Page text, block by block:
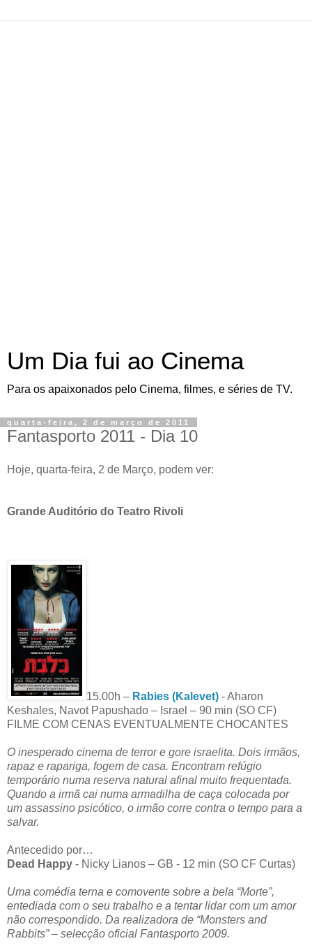
Um Dia fui ao Cinema
Para os apaixonados pelo Cinema, filmes, e séries de TV.
quarta-feira, 2 de março de 2011
Fantasporto 2011 - Dia 10
Hoje, quarta-feira, 2 de Março, podem ver:
Grande Auditório do Teatro Rivoli
15.00h – Rabies (Kalevet) - Aharon
Keshales, Navot Papushado – Israel – 90 min (SO CF)
FILME COM CENAS EVENTUALMENTE CHOCANTES
O inesperado cinema de terror e gore israelita. Dois irmãos,
rapaz e rapariga, fogem de casa. Encontram refúgio
temporário numa reserva natural afinal muito frequentada.
Quando a irmã cai numa armadilha de caça colocada por
um assassino psicótico, o irmão corre contra o tempo para a
salvar.
Antecedido por…
Dead Happy - Nicky Lianos – GB - 12 min (SO CF Curtas)
Uma comédia terna e comovente sobre a bela “Morte”,
entediada com o seu trabalho e a tentar lidar com um amor
não correspondido. Da realizadora de “Monsters and
Rabbits” – selecção oficial Fantasporto 2009.